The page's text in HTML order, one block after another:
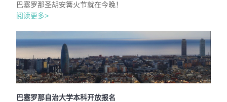
巴塞罗那圣胡安篝火节就在今晚！
阅读更多>
巴塞罗那自治大学本科开放报名